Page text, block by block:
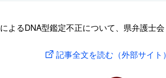
よるDNA型鑑定不正について、県弁護士会
記事全文を読む（外部サイト）